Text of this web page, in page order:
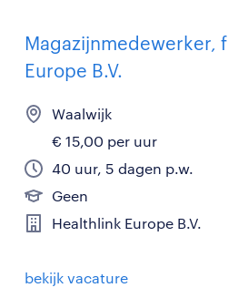
Magazijnmedewerker,
Europe B.V.
Waalwijk
€ 15,00 per uur
40 uur, 5 dagen p.w.
Geen
Healthlink Europe B.V.
bekijk vacature